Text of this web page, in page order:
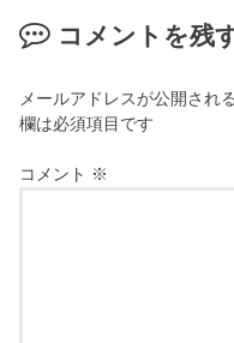
コメントを残
メールアドレスが公開され
欄は必須項目です
コメント ※